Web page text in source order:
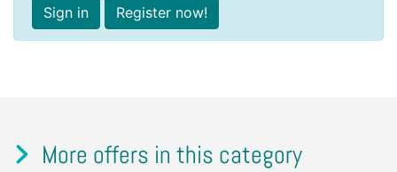
Sign in Register now!
More offers in this category